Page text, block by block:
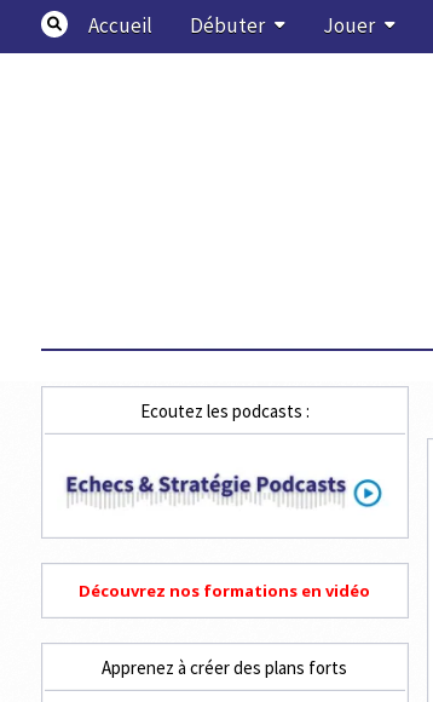
content
Accueil Débuter Jouer
Ecoutez les podcasts :
Découvrez nos formations en vidéo
Apprenez à créer des plans forts